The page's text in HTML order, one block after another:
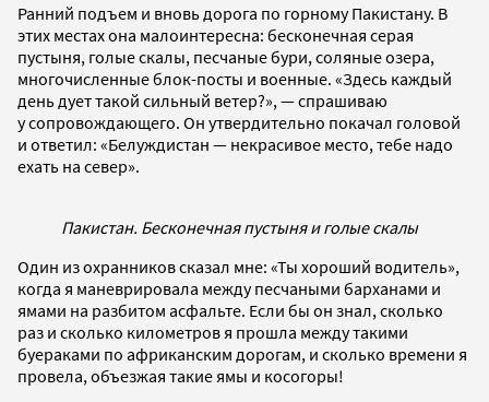
Ранний подъем и вновь дорога по горному Пакистану. В
этих местах она малоинтересна: бесконечная серая
пустыня, голые скалы, песчаные бури, соляные озера,
многочисленные блок-посты и военные. «Здесь каждый
день дует такой сильный ветер?», — спрашиваю
у сопровождающего. Он утвердительно покачал головой
и ответил: «Белуждистан — некрасивое место, тебе надо
ехать на север».
Пакистан. Бесконечная пустыня и голые скалы
Один из охранников сказал мне: «Ты хороший водитель»,
когда я маневрировала между песчаными барханами и
ямами на разбитом асфальте. Если бы он знал, сколько
раз и сколько километров я прошла между такими
буераками по африканским дорогам, и сколько времени я
провела, объезжая такие ямы и косогоры!